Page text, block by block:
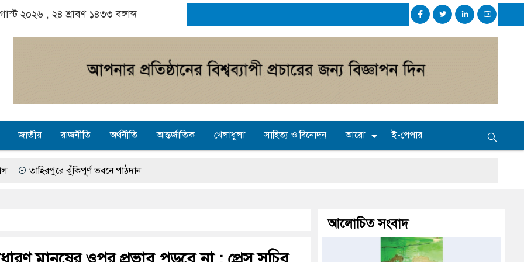
২০২৬ , ২৪ শ্রাবণ ১৪৩৩ বঙ্গাব্দ
জাতীয় রাজনীতি অর্থনীতি আন্তর্জাতিক খেলাধুলা সাহিত্য ও বিনোদন আরো ই-পেপার
ঝুঁকিপূর্ণ ভবনে পাঠদান
কেশবপুর গ্রাম আলোচিত সংবাদ